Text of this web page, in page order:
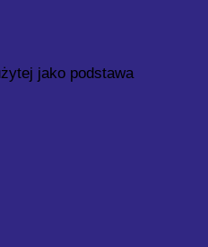
jako podstawa